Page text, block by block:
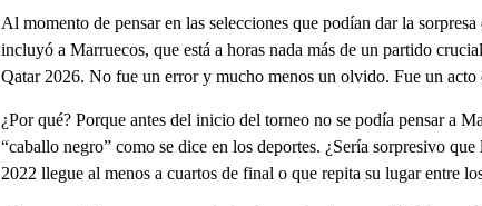
Al momento de pensar en las selecciones que podían dar la
incluyó a Marruecos, que está a horas nada más de un partido
Qatar 2026. No fue un error y mucho menos un olvido. Fue un acto
¿Por qué? Porque antes del inicio del torneo no se podía pensar a
“caballo negro” como se dice en los deportes. ¿Sería sorpresivo
2022 llegue al menos a cuartos de final o que repita su lugar entre